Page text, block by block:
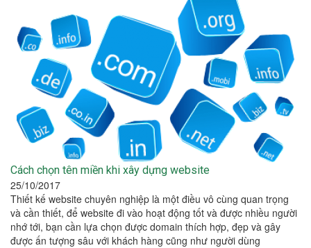
Cách chọn tên miền khi xây dựng website
25/10/2017
Thiết kế website chuyên nghiệp là một điều vô cùng quan trọng
và cần thiết, để website đi vào hoạt động tốt và được nhiều người
nhớ tới, bạn cần lựa chọn được domain thích hợp, đẹp và gây
được ấn tượng sâu với khách hàng cũng như người dùng